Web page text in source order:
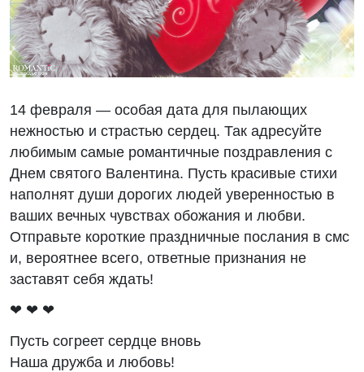
14 февраля — особая дата для пылающих
нежностью и страстью сердец. Так адресуйте
любимым самые романтичные поздравления с
Днем святого Валентина. Пусть красивые стихи
наполнят души дорогих людей уверенностью в
ваших вечных чувствах обожания и любви.
Отправьте короткие праздничные послания в смс
и, вероятнее всего, ответные признания не
заставят себя ждать!
❤ ❤ ❤
Пусть согреет сердце вновь
Наша дружба и любовь!